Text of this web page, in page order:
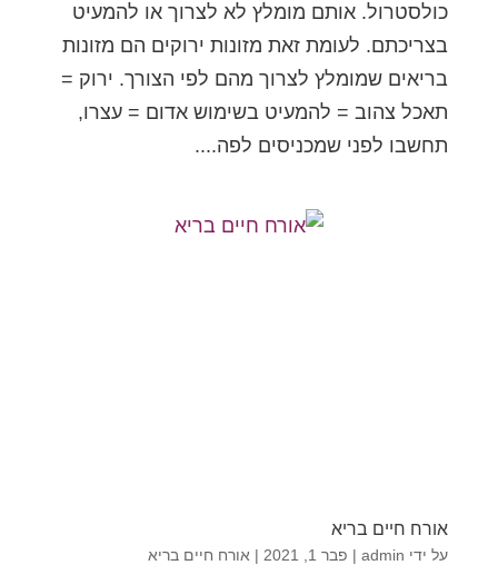
כולסטרול. אותם מומלץ לא לצרוך או להמעיט
בצריכתם. לעומת זאת מזונות ירוקים הם מזונות
בריאים שמומלץ לצרוך מהם לפי הצורך. ירוק =
תאכל צהוב = להמעיט בשימוש אדום = עצרו,
תחשבו לפני שמכניסים לפה....
אורח חיים בריא
על ידי admin
| פבר 1, 2021 | אורח חיים בריא